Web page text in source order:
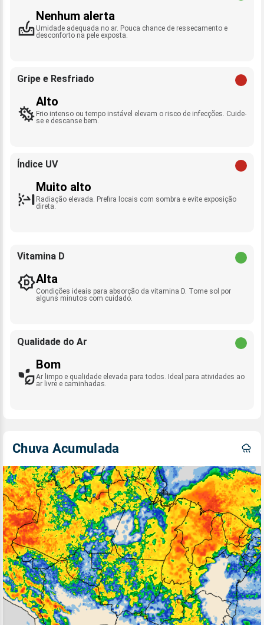
Nenhum alerta
Umidade adequada no ar. Pouca chance de ressecamento e
desconforto na pele exposta.
Gripe e Resfriado
Alto
Frio intenso ou tempo instável elevam o risco de infecções. Cuide-
se e descanse bem.
Índice UV
Muito alto
Radiação elevada. Prefira locais com sombra e evite exposição
direta.
Vitamina D
Alta
Condições ideais para absorção da vitamina D. Tome sol por
alguns minutos com cuidado.
Qualidade do Ar
Bom
Ar limpo e qualidade elevada para todos. Ideal para atividades ao
ar livre e caminhadas.
Chuva Acumulada